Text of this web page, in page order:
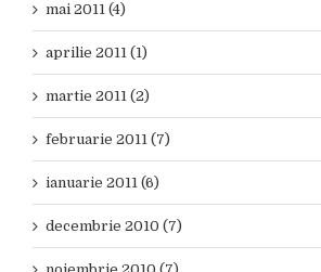
mai 2011 (4)
aprilie 2011 (1)
martie 2011 (2)
februarie 2011 (7)
ianuarie 2011 (6)
decembrie 2010 (7)